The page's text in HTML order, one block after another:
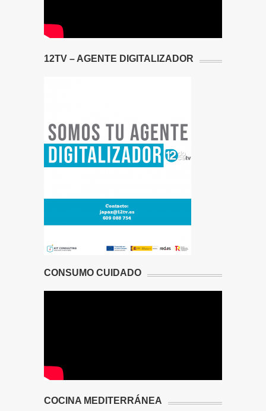
12TV – AGENTE DIGITALIZADOR
CONSUMO CUIDADO
COCINA MEDITERRÁNEA